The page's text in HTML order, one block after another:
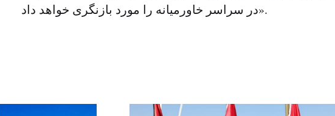
در سراسر خاورمیانه را مورد بازنگری خواهد داد».